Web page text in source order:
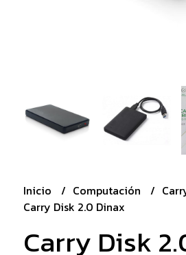
Inicio Computación
Carry Disk 2.0 Dinax
Carry Disk